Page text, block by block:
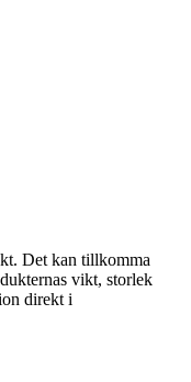
Det kan tillkomma
vikt, storlek
direkt i